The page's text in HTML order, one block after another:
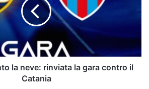
la neve: rinviata la gara contro il
Catania